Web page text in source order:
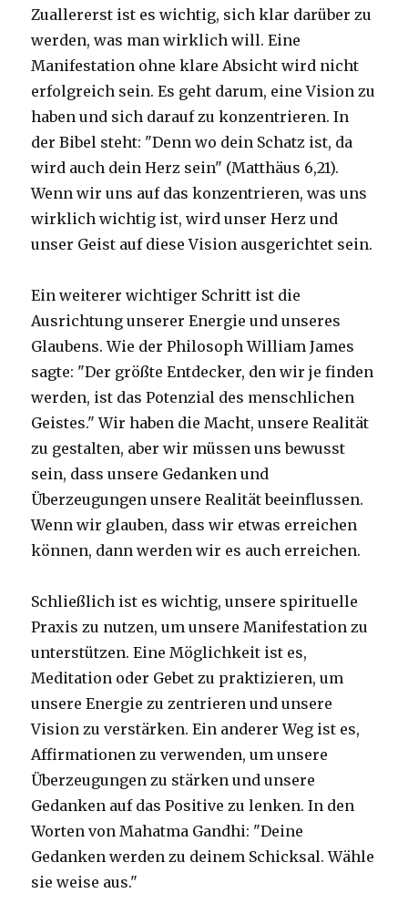
Zuallererst ist es wichtig, sich klar darüber zu
werden, was man wirklich will. Eine
Manifestation ohne klare Absicht wird nicht
erfolgreich sein. Es geht darum, eine Vision zu
haben und sich darauf zu konzentrieren. In
der Bibel steht: "Denn wo dein Schatz ist, da
wird auch dein Herz sein" (Matthäus 6,21).
Wenn wir uns auf das konzentrieren, was uns
wirklich wichtig ist, wird unser Herz und
unser Geist auf diese Vision ausgerichtet sein.
Ein weiterer wichtiger Schritt ist die
Ausrichtung unserer Energie und unseres
Glaubens. Wie der Philosoph William James
sagte: "Der größte Entdecker, den wir je finden
werden, ist das Potenzial des menschlichen
Geistes." Wir haben die Macht, unsere Realität
zu gestalten, aber wir müssen uns bewusst
sein, dass unsere Gedanken und
Überzeugungen unsere Realität beeinflussen.
Wenn wir glauben, dass wir etwas erreichen
können, dann werden wir es auch erreichen.
Schließlich ist es wichtig, unsere spirituelle
Praxis zu nutzen, um unsere Manifestation zu
unterstützen. Eine Möglichkeit ist es,
Meditation oder Gebet zu praktizieren, um
unsere Energie zu zentrieren und unsere
Vision zu verstärken. Ein anderer Weg ist es,
Affirmationen zu verwenden, um unsere
Überzeugungen zu stärken und unsere
Gedanken auf das Positive zu lenken. In den
Worten von Mahatma Gandhi: "Deine
Gedanken werden zu deinem Schicksal. Wähle
sie weise aus."